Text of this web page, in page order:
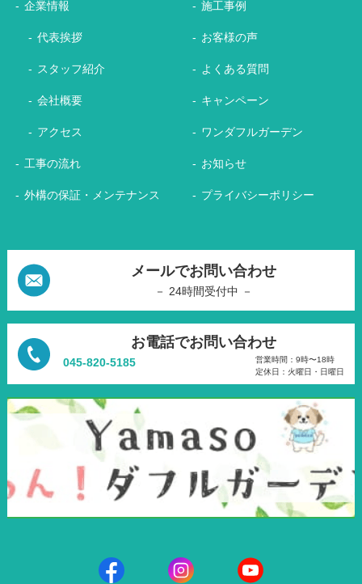
企業情報
代表挨拶
スタッフ紹介
会社概要
アクセス
工事の流れ
外構の保証・メンテナンス
施工事例
お客様の声
よくある質問
キャンペーン
ワンダフルガーデン
お知らせ
プライバシーポリシー
メールでお問い合わせ
－ 24時間受付中 －
お電話でお問い合わせ
045-820-5185
営業時間：9時〜18時
定休日：火曜日・日曜日